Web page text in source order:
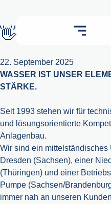
👋 HI, WIR
22. September 2025
WASSER IST UNSER
STÄRKE.
Seit 1993 stehen wir für
und lösungsorientierte
Anlagenbau.
Wir sind ein
Dresden (Sachsen), einer
(Thüringen) und einer
Pumpe (Sachsen/
immer nah an unseren